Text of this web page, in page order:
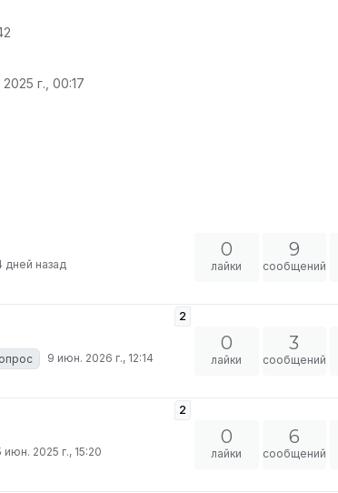
г., 00:17
дней назад
0
лайки
9
сообщений
9 июн. 2026 г., 12:14
2
0
лайки
3
сообщений
июн. 2025 г., 15:20
2
0
лайки
6
сообщений